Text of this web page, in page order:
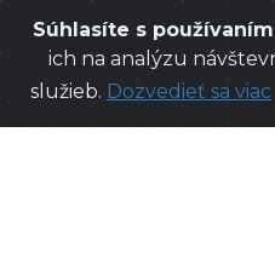
Súhlasíte s
ich na analýzu
služieb. Dozvedieť sa viac